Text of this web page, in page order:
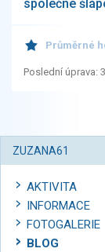
společné
Průměrné
Poslední úprava:
ZUZANA61
AKTIVITA
INFORMACE
FOTOGALERIE
BLOG